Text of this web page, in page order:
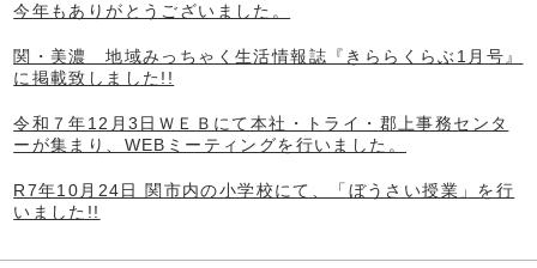
今年もありがとうございました。
関・美濃 地域みっちゃく生活情報誌『きららくらぶ1月号』
に掲載致しました!!
令和７年12月3日ＷＥＢにて本社・トライ・郡上事務センタ
ーが集まり、WEBミーティングを行いました。
R7年10月24日 関市内の小学校にて、「ぼうさい授業」を行
いました!!